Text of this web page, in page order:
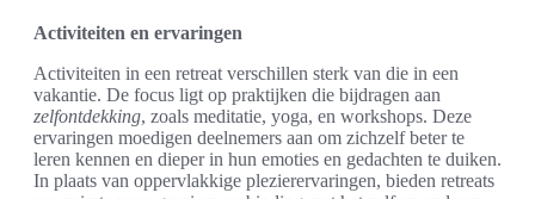
Activiteiten en ervaringen
Activiteiten in een retreat verschillen sterk van die in een
vakantie. De focus ligt op praktijken die bijdragen aan
zelfontdekking, zoals meditatie, yoga, en workshops. Deze
ervaringen moedigen deelnemers aan om zichzelf beter te
leren kennen en dieper in hun emoties en gedachten te duiken.
In plaats van oppervlakkige plezierervaringen, bieden retreats